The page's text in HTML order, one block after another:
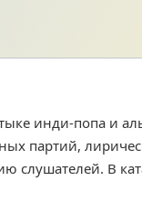
инди-попа и
партий,
слушателей. В
чаще